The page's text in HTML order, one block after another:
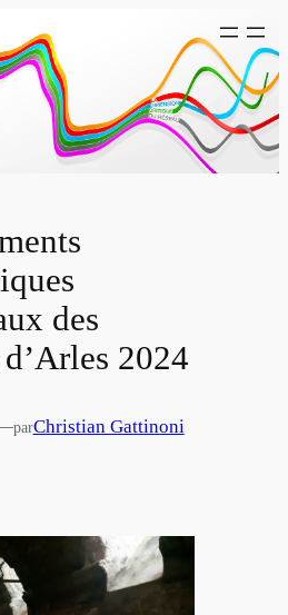
des
2024
parChristian Gattinoni